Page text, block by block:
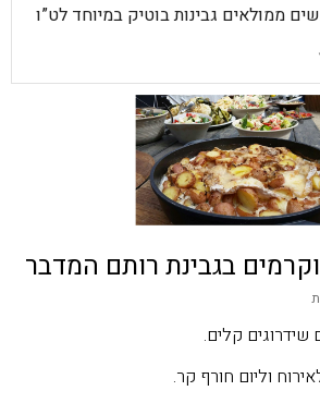
ממולאים גבינות בוטיק במיוחד לט”ו
בגבינת רותם המדבר
קלים.
וליום חורף קר.